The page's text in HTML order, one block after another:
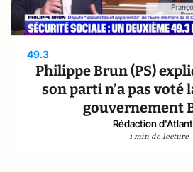
49.3
Philippe Brun (PS)
son parti n’a pas voté
gouvernement
Rédaction
1 min de lecture